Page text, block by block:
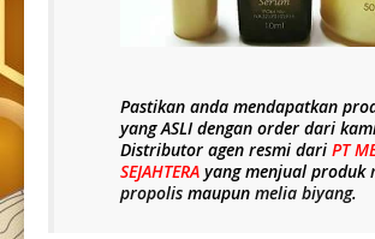
Pastikan anda mendapatkan
yangASLIdengan order dari
Distributor agen resmi dari PT
SEJAHTERA yang menjual produk
propolis maupun melia biyang.